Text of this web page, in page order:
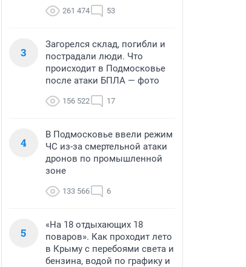
261 474 53
3
Загорелся склад, погибли и
пострадали люди. Что
происходит в Подмосковье
после атаки БПЛА — фото
156 522 17
4
В Подмосковье ввели режим
ЧС из-за смертельной атаки
дронов по промышленной
зоне
133 566 6
5
«На 18 отдыхающих 18
поваров». Как проходит лето
в Крыму с перебоями света и
бензина, водой по графику и